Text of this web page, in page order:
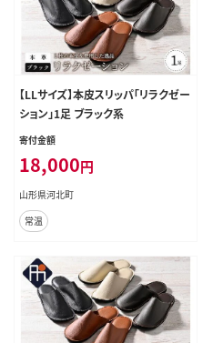
【LLサイズ】本皮スリッパ「リラクゼー
ション」1足 ブラック系
寄付金額
18,000円
山形県河北町
常温